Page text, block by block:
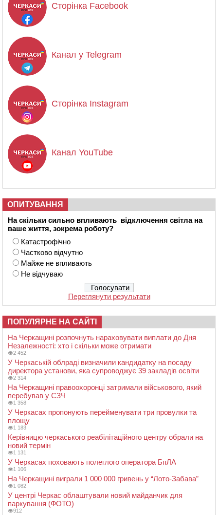
Сторінка Facebook
Канал у Telegram
Сторінка Instagram
Канал YouTube
ОПИТУВАННЯ
На скільки сильно впливають відключення світла на
ваше життя, зокрема роботу?
Катастрофічно
Частково відчутно
Майже не впливають
Не відчуваю
Переглянути результати
ПОПУЛЯРНЕ НА САЙТІ
На Черкащині розпочнуть нараховувати виплати до Дня
Незалежності: хто і скільки може отримати
2 452
У Черкаській облраді визначили кандидатку на посаду
директора установи, яка супроводжує 39 закладів освіти
2 314
На Черкащині правоохоронці затримали військового, який
перебував у СЗЧ
1 358
У Черкасах пропонують перейменувати три провулки та
площу
1 183
Керівницю черкаського реабілітаційного центру обрали на
новий термін
1 131
У Черкасах поховають полеглого оператора БпЛА
1 106
На Черкащині виграли 1 000 000 гривень у “Лото-Забава”
1 082
У центрі Черкас облаштували новий майданчик для
паркування (ФОТО)
912